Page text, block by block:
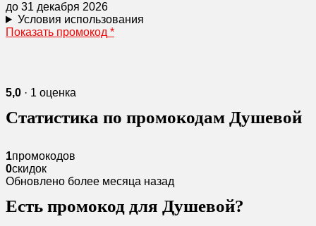
до 31 декабря 2026
Условия использования
Показать промокод *
5,0 · 1 оценка
Статистика по промокодам Душевой
1промокодов
0скидок
Обновлено более месяца назад
Есть промокод для Душевой?